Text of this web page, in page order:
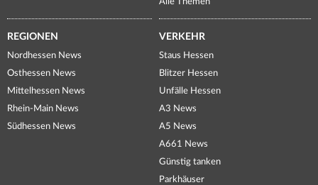
REGIONEN
Nordhessen News
Osthessen News
Mittelhessen News
Rhein-Main News
Südhessen News
VERKEHR
Staus Hessen
Blitzer Hessen
Unfälle Hessen
A3 News
A5 News
A661 News
Günstig tanken
Parkhäuser